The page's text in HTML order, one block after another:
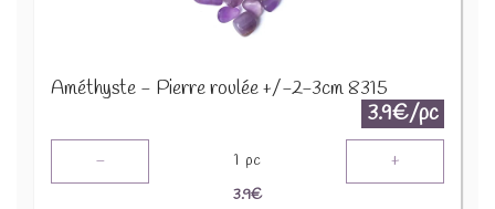
Améthyste - Pierre roulée +/-2-3cm 8315
3.9€/pc
- 1 pc +
3.9€